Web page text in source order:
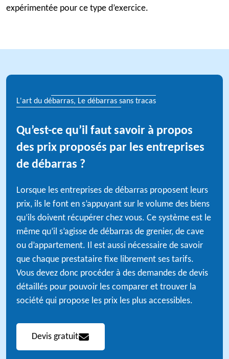
expérimentée pour ce type d’exercice.
L'art du débarras, Le débarras sans tracas
Qu’est-ce qu’il faut savoir à propos
des prix proposés par les entreprises
de débarras ?
Lorsque les entreprises de débarras proposent leurs
prix, ils le font en s’appuyant sur le volume des biens
qu’ils doivent récupérer chez vous. Ce système est le
même qu’il s’agisse de débarras de grenier, de cave
ou d’appartement. Il est aussi nécessaire de savoir
que chaque prestataire fixe librement ses tarifs.
Vous devez donc procéder à des demandes de devis
détaillés pour pouvoir les comparer et trouver la
société qui propose les prix les plus accessibles.
Devis gratuit